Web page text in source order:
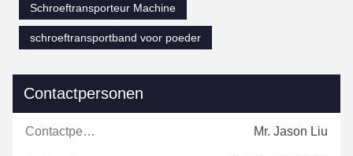
Schroeftransporteur Machine
schroeftransportband voor poeder
Contactpersonen
Contactpersonen: Mr. Jason Liu